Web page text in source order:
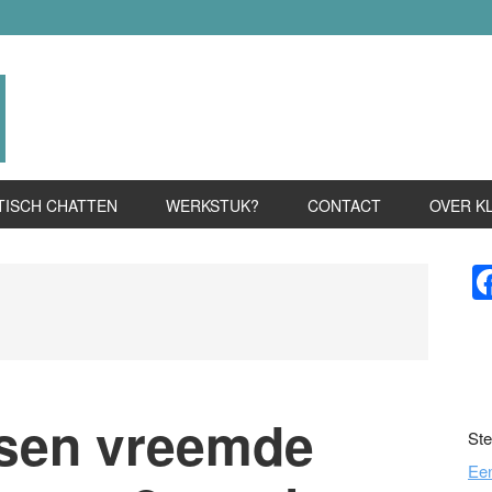
CHATTEN WERKSTUK? CONTACT OVER
vreemde